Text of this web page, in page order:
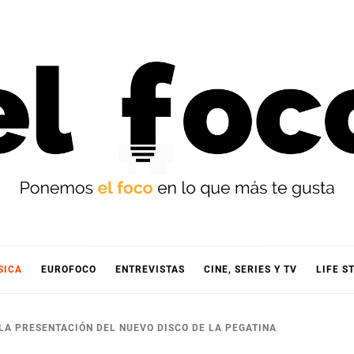
EUROFOCO ENTREVISTAS CINE, SERIES Y TV LIFE
PRESENTACIÓN DEL NUEVO DISCO DE LA PEGATINA